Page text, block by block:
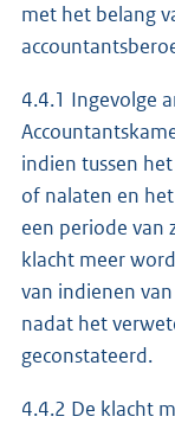
met het belang
4.4.1 Ingevolge
indien tussen
of nalaten en
een periode van
klacht meer
van indienen
nadat het
geconstateerd.
4.4.2 De klacht